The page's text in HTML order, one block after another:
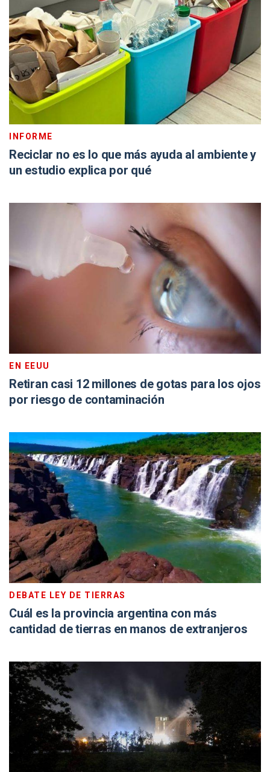
INFORME
Reciclar no es lo que más ayuda al ambiente y
un estudio explica por qué
EN EEUU
Retiran casi 12 millones de gotas para los ojos
por riesgo de contaminación
DEBATE LEY DE TIERRAS
Cuál es la provincia argentina con más
cantidad de tierras en manos de extranjeros